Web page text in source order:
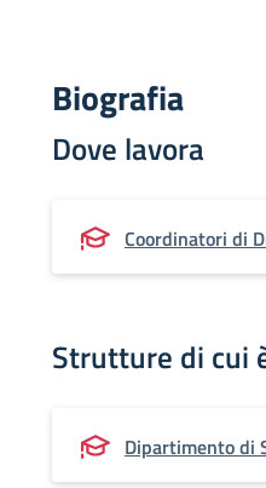
Biografia
Dove lavora
Coordinatori di
Strutture di cui
Dipartimento di